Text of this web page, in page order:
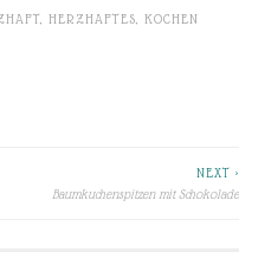
HERZHAFTES KOCHEN
NEXT >
Baumkuchenspitzen mit Schokolade